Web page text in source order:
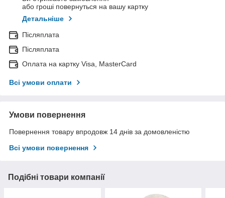
або гроші повернуться на вашу картку
Детальніше
Післяплата
Післяплата
Оплата на картку Visa, MasterCard
Всі умови оплати
Умови повернення
Повернення товару впродовж 14 днів за домовленістю
Всі умови повернення
Подібні товари компанії